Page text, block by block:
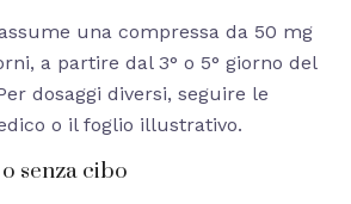
una compressa da 50 mg
a partire dal 3° o 5° giorno del
dosaggi diversi, seguire le
o il foglio illustrativo.
senza cibo